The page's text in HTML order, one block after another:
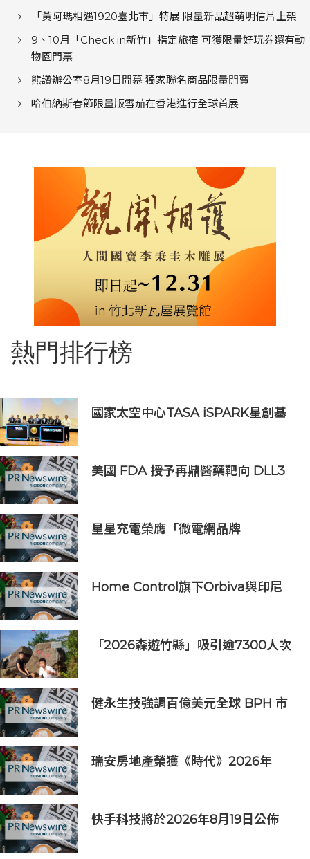
「黃阿瑪相遇1920臺北市」特展 限量新品超萌明信片上架
9、10月「Check in新竹」指定旅宿 可獲限量好玩券還有動
物園門票
熊讚辦公室8月19日開幕 獨家聯名商品限量開賣
哈伯納斯春節限量版雪茄在香港進行全球首展
熱門排行榜
國家太空中心TASA iSPARK星創基
美國 FDA 授予再鼎醫藥靶向 DLL3
定，用於治療神經內分泌癌（NEC）
星星充電榮膺「微電網品牌
Home Control旗下Orbiva與印尼
康生態
「2026森遊竹縣」吸引逾7300人次
健永生技強調百億美元全球 BPH 市
瑞安房地產榮獲《時代》2026年
快手科技將於2026年8月19日公佈